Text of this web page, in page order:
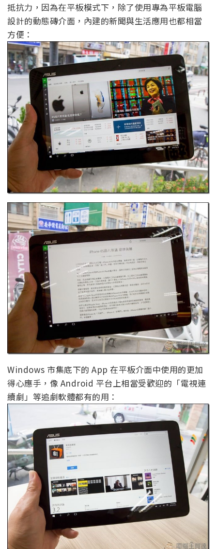
抵抗力，因為在平板模式下，除了使用專為平板電腦
設計的動態磚介面，內建的新聞與生活應用也都相當
方便：
Windows 市集底下的 App 在平板介面中使用的更加
得心應手，像 Android 平台上相當受歡迎的「電視連
續劇」等追劇軟體都有的用：